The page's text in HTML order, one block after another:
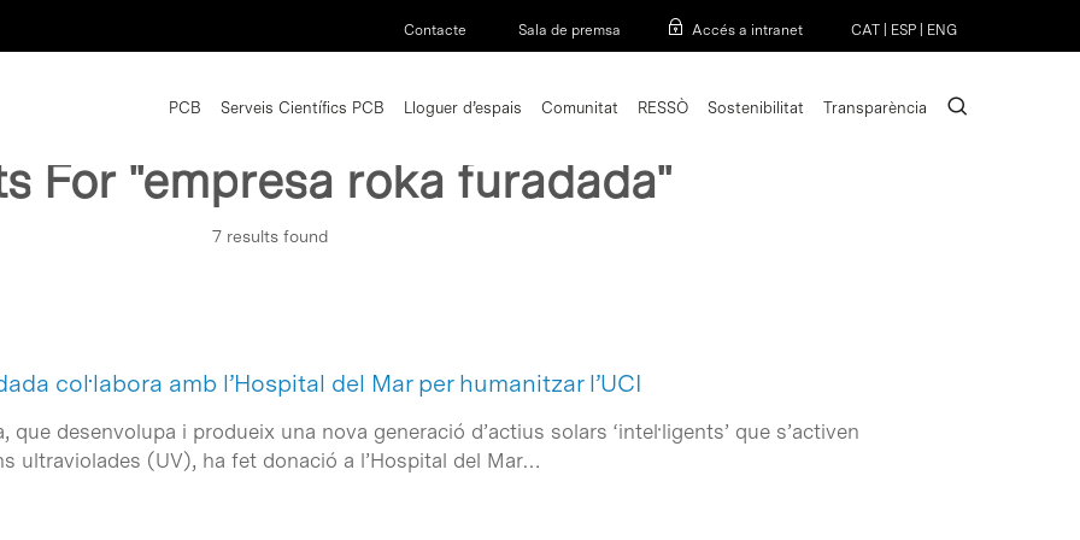
Contacte Sala de premsa Accés a intranet CAT ESP ENG
PCB Serveis Científics PCB Lloguer d’espais Comunitat RESSÒ Sostenibilitat Transparència search
For "empresa roka furadada"
7 results found
col·labora amb l’Hospital del Mar per humanitzar l’UCI
que desenvolupa i produeix una nova generació d’actius solars ‘intel·ligents’ que s’activen
ultraviolades (UV), ha fet donació a l’Hospital del Mar…